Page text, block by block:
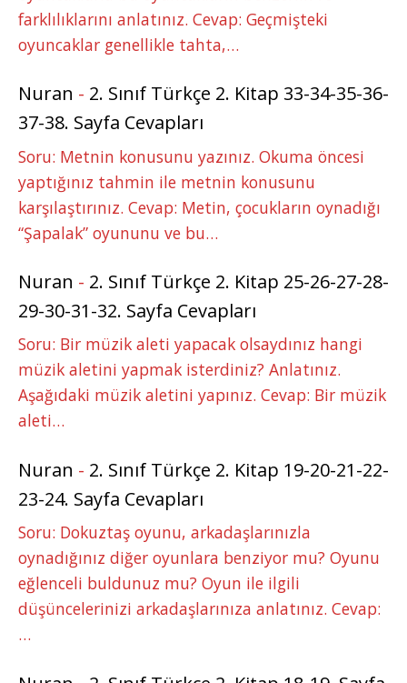
farklılıklarını anlatınız. Cevap: Geçmişteki
oyuncaklar genellikle tahta,…
Nuran - 2. Sınıf Türkçe 2. Kitap 33-34-35-36-
37-38. Sayfa Cevapları
Soru: Metnin konusunu yazınız. Okuma öncesi
yaptığınız tahmin ile metnin konusunu
karşılaştırınız. Cevap: Metin, çocukların oynadığı
“Şapalak” oyununu ve bu…
Nuran - 2. Sınıf Türkçe 2. Kitap 25-26-27-28-
29-30-31-32. Sayfa Cevapları
Soru: Bir müzik aleti yapacak olsaydınız hangi
müzik aletini yapmak isterdiniz? Anlatınız.
Aşağıdaki müzik aletini yapınız. Cevap: Bir müzik
aleti…
Nuran - 2. Sınıf Türkçe 2. Kitap 19-20-21-22-
23-24. Sayfa Cevapları
Soru: Dokuztaş oyunu, arkadaşlarınızla
oynadığınız diğer oyunlara benziyor mu? Oyunu
eğlenceli buldunuz mu? Oyun ile ilgili
düşüncelerinizi arkadaşlarınıza anlatınız. Cevap:
…